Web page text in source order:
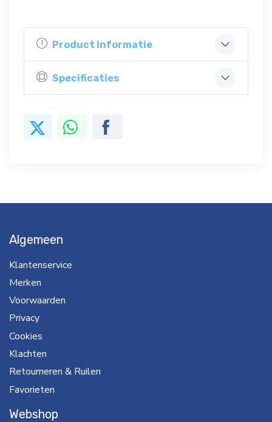
Product Informatie
Specificaties
Algemeen
Klantenservice
Merken
Voorwaarden
Privacy
Cookies
Klachten
Retourneren & Ruilen
Favorieten
Webshop